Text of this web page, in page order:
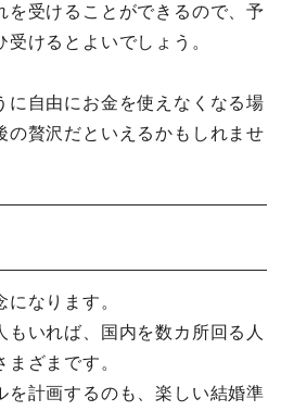
を受けることができるので、予
けるとよいでしょう。
に自由にお金を使えなくなる場
の贅沢だといえるかもしれませ
なります。
もいれば、国内を数カ所回る人
ざまです。
を計画するのも、楽しい結婚準